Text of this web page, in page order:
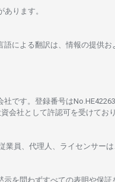
あります。
語に よる翻訳は、 情報の提供お
社です。 登録番号は
会社として許認可を受けており
員、代理人、ライセンサーは
示を問わずすべての表明や保証